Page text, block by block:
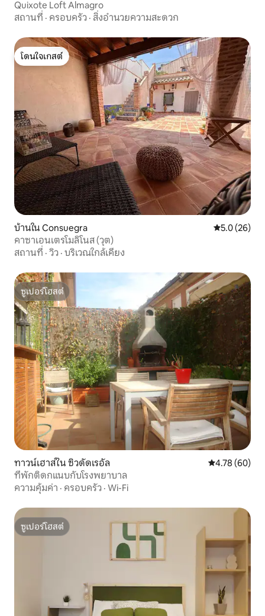
Quixote Loft Almagro
สถานที่ · ครอบครัว · สิ่งอำนวยความสะดวก
โดนใจเกสต์
โดนใจเกสต์
บ้านใน Consuegra คะแนนเฉลี่ย
5.0 (26)
คาซาเอนเตรโมลิโนส (วุต)
สถานที่ · วิว · บริเวณใกล้เคียง
ซูเปอร์โฮสต์
ซูเปอร์โฮสต์
ทาวน์เฮาส์ใน ซิวดัดเรอัล คะแนนเฉลี่ย
4.78 (60)
ที่พักติดกแนบกับโรงพยาบาล
ความคุ้มค่า · ครอบครัว · Wi-Fi
ซูเปอร์โฮสต์
ซูเปอร์โฮสต์